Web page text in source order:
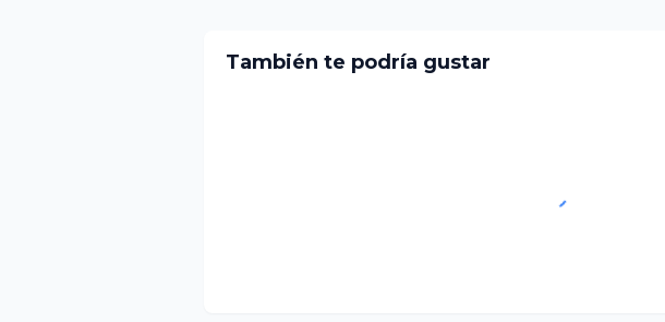
También te podría gustar